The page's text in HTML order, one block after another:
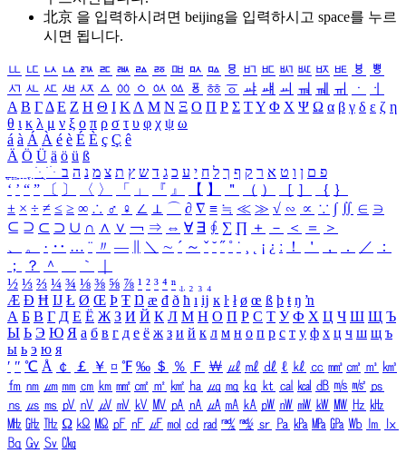
北京 을 입력하시려면 beijing을 입력하시고 space를 누르
시면 됩니다.
ㅥ ㅦ ㅧ ㅨ ㅩ ㅪ ㅫ ㅬ ㅭ ㅮ ㅯ ㅰ ㅱ ㅲ ㅳ ㅴ ㅵ ㅶ ㅷ ㅸ
ㅹ
ㅺ ㅻ ㅼ ㅽ ㅾ ㅿ ㆀ ㆁ ㆂ ㆃ ㆄ ㆅ ㆆ ㆇ ㆈ ㆉ ㆊ ㆋ ㆌ ㆍ
ㆎ
Α Β ΓΔ Ε Ζ Η Θ Ι ΚΛ Μ Ν Ξ Ο Π Ρ Σ ΤΥ Φ Χ Ψ Ω α β γ δ ε ζ η
θ ι κ λ μ ν ξ ο π ρ σ τ υ φ χ ψ ω
á à Á À é è É È ç Ç ê
Ä Ö Ü ä ö ü ß
ִֶֹ ֻּ ׁׂ פ ם ן ו ט א ר ק ף ך ל ח י ע כ ג ד ש ץ ת צ מ נ ה ב
‘ ’ “ ” 〔 〕 〈 〉 「 」 『 』 【 】 ＂ （ ） ［ ］ ｛ ｝
± × ÷ ≠ ≤ ≥ ∞ ∴ ♂ ♀ ∠ ⊥ ⌒ ∂ ∇ ≡ ≒ ≪ ≫ √ ∽ ∝ ∵ ∫ ∬ ∈ ∋
⊆ ⊇ ⊂ ⊃ ∪ ∩ ∧ ∨ ￢ ⇒ ⇔ ∀ ∃ ∮ ∑ ∏ ＋ － ＜ ＝
＞
、
。 · ‥ … ¨ 〃 ― ＼ ∼ ´ ～ ˇ ˘ ˝ ˚ ˙ ¸ ¡ ¿ ː ！ ＇ ， ． ／
：
；
？ ＾ ｀
½ ⅓ ⅔ ¼ ¾ ⅛ ⅜ ⅝ ⅞ ¹ ² ³ ⁴ ⁿ ₁ ₂ ₃ ₄
Æ Ð Ħ Ĳ Ł Ø Œ Þ Ŧ Ŋ æ đ ð ħ ı ĳ ĸ ŀ ł ø œ ß þ ŧ ŋ ŉ
А Б В Г Д Е Ё Ж З И Й К Л М Н О П Р С Т У Ф Х Ц Ч Ш Щ Ъ
Ы Ь Э Ю Я а б в г д е ё ж з и й к л м н о п р с т у ф х ц ч ш щ ъ
ы ь э ю я
′ ″ ℃ Å ￠ ￡ ￥ ¤ ℉ ‰ ＄ ％ Ｆ ￦ ㎕ ㎖ ㎗ ℓ ㎘ ㏄ ㎣ ㎤ ㎥ ㎦
㎙ ㎚ ㎛ ㎜ ㎝ ㎞ ㎟ ㎠ ㎡ ㎢ ㏊ ㎍ ㎎ ㎏ ㏏ ㎈ ㎉ ㏈ ㎧ ㎨ ㎰
㎱ ㎲ ㎳ ㎴ ㎵ ㎶ ㎷ ㎸ ㎹ ㎀ ㎁ ㎂ ㎃ ㎄ ㎺ ㎻ ㎽ ㎾ ㎿ ㎐ ㎑
㎒ ㎓ ㎔ Ω ㏀ ㏁ ㎊ ㎋ ㎌ ㏖ ㏅ ㎭ ㎮ ㎯ ㏛ ㎩ ㎪ ㎫ ㎬ ㏝ ㏐
㏓
㏃ ㏉ ㏜ ㏆